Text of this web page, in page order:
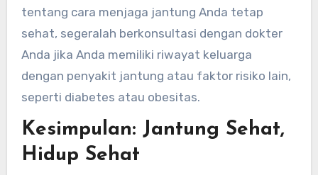
tentang cara menjaga jantung Anda tetap
sehat, segeralah berkonsultasi dengan dokter
Anda jika Anda memiliki riwayat keluarga
dengan penyakit jantung atau faktor risiko lain,
seperti diabetes atau obesitas.
Kesimpulan: Jantung Sehat,
Hidup Sehat